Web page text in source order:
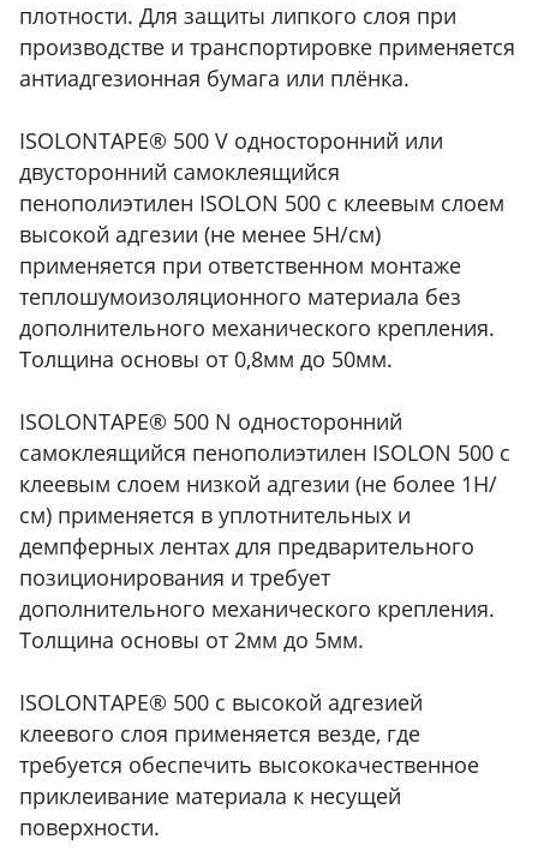
плотности. Для защиты липкого слоя при
производстве и транспортировке применяется
антиадгезионная бумага или плёнка.
ISOLONTAPE® 500 V односторонний или
двусторонний самоклеящийся
пенополиэтилен ISOLON 500 с клеевым слоем
высокой адгезии (не менее 5Н/см)
применяется при ответственном монтаже
теплошумоизоляционного материала без
дополнительного механического крепления.
Толщина основы от 0,8мм до 50мм.
ISOLONTAPE® 500 N односторонний
самоклеящийся пенополиэтилен ISOLON 500 с
клеевым слоем низкой адгезии (не более 1Н/
см) применяется в уплотнительных и
демпферных лентах для предварительного
позиционирования и требует
дополнительного механического крепления.
Толщина основы от 2мм до 5мм.
ISOLONTAPE® 500 с высокой адгезией
клеевого слоя применяется везде, где
требуется обеспечить высококачественное
приклеивание материала к несущей
поверхности.